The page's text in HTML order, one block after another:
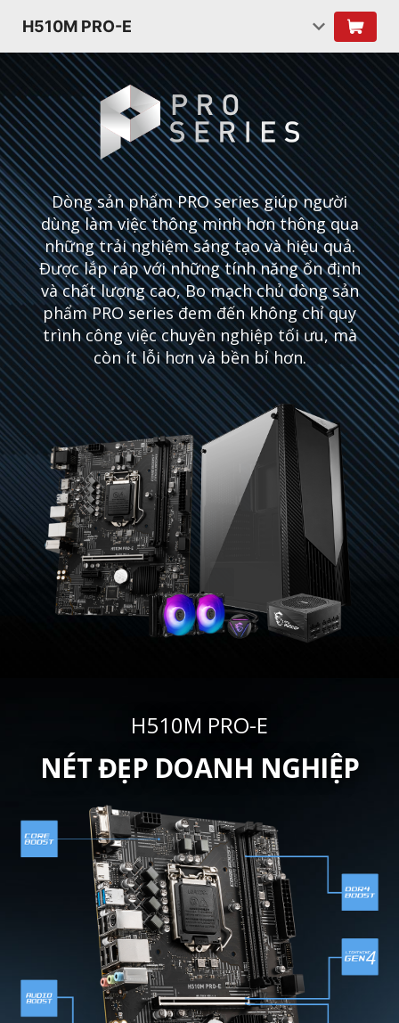
H510M PRO-E
Dòng sản phẩm PRO series giúp người
dùng làm việc thông minh hơn thông qua
những trải nghiệm sáng tạo và hiệu quả.
Được lắp ráp với những tính năng ổn định
và chất lượng cao, Bo mạch chủ dòng sản
phẩm PRO series đem đến không chỉ quy
trình công việc chuyên nghiệp tối ưu, mà
còn ít lỗi hơn và bền bỉ hơn.
H510M PRO-E
NÉT ĐẸP DOANH NGHIỆP